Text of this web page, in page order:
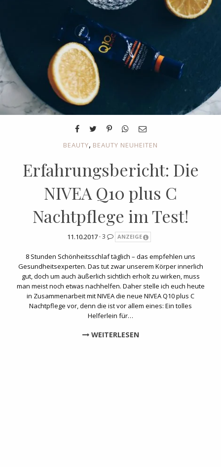
BEAUTY, BEAUTY NEUHEITEN
Erfahrungsbericht: Die
NIVEA Q10 plus C
Nachtpflege im Test!
11.10.2017 · 3 ANZEIGE
8 Stunden Schönheitsschlaf täglich – das empfehlen uns
Gesundheitsexperten. Das tut zwar unserem Körper innerlich
gut, doch um auch äußerlich sichtlich erholt zu wirken, muss
man meist noch etwas nachhelfen. Daher stelle ich euch heute
in Zusammenarbeit mit NIVEA die neue NIVEA Q10 plus C
Nachtpflege vor, denn die ist vor allem eines: Ein tolles
Helferlein für…
WEITERLESEN